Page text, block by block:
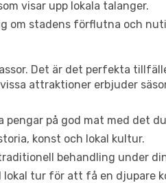
visar upp lokala talanger.
om stadens förflutna och
Det är det perfekta
attraktioner erbjuder
pengar på god mat med det
konst och lokal kultur.
behandling under
lokal tur för att få en djupare